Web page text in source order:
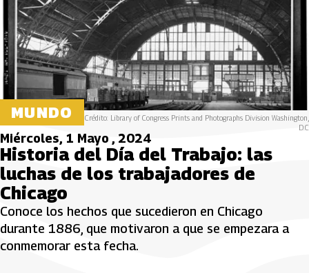
MUNDO
Crédito: Library of Congress Prints and Photographs Division Washington,
D.C
Miércoles, 1 Mayo , 2024
Historia del Día del Trabajo: las
luchas de los trabajadores de
Chicago
Conoce los hechos que sucedieron en Chicago
durante 1886, que motivaron a que se empezara a
conmemorar esta fecha.